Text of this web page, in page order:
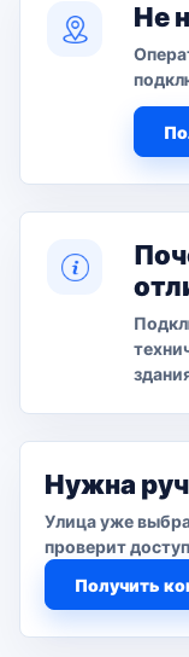
Не
Нужна
Улица уже
проверит
Получить